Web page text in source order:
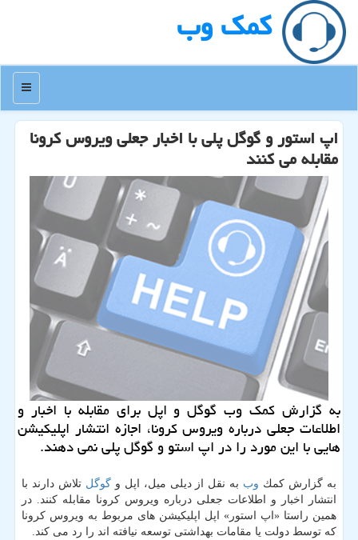
كمك وب
منو
اپ استور و گوگل پلی با اخبار جعلی ویروس كرونا
مقابله می كنند
به گزارش كمك وب گوگل و اپل برای مقابله با اخبار و
اطلاعات جعلی درباره ویروس كرونا، اجازه انتشار اپلیكیشن
هایی با این مورد را در اپ استو و گوگل پلی نمی دهند.
به گزارش كمك وب به نقل از دیلی میل، اپل وگوگل تلاش دارند با
انتشار اخبار و اطلاعات جعلی درباره ویروس كرونا مقابله كنند. در
همین راستا «اپ استور» اپل اپلیكیشن های مربوط به ویروس كرونا
كه توسط دولت یا مقامات بهداشتی توسعه نیافته اند را رد می كند.